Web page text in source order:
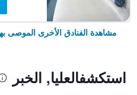
مشاهدة الفنادق الأخرى الموصى
استكشفالعليا, الخبر